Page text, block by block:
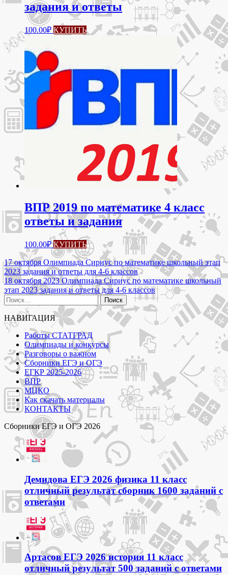
задания и ответы
100.00₽ КУПИТЬ
ВПР 2019 по математике 4 класс
ответы и задания
100.00₽ КУПИТЬ
Навигация
по
записям
17 октября Олимпиада Сириус по математике школьный этап
2023 задания и ответы для 4-6 классов
18 октября 2023 Олимпиада Сириус по математике школьный
этап 2023 задания и ответы для 4-6 классов
Найти:
НАВИГАЦИЯ
Работы СТАТГРАД
Олимпиады и конкурсы
Разговоры о важном
Сборники ЕГЭ и ОГЭ
ЕГКР 2025-2026
ВПР
МЦКО
Как скачать материалы
КОНТАКТЫ
Сборники ЕГЭ и ОГЭ 2026
Демидова ЕГЭ 2026 физика 11 класс
отличный результат сборник 1600 заданий с
ответами
Артасов ЕГЭ 2026 история 11 класс
отличный результат 500 заданий с ответами